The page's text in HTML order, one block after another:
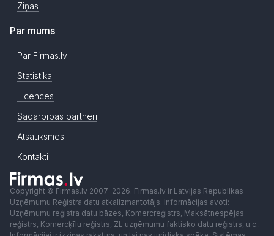
Ziņas
Par mums
Par Firmas.lv
Statistika
Licences
Sadarbības partneri
Atsauksmes
Kontakti
Copyright © Firmas.lv 2007-2026. Firmas.lv ir Latvijas Republikas
Uzņēmumu Reģistra datu atkalizmantotājs. Informācijas avoti:
Uzņēmumu reģistra datu bāzes, Komercreģistrs, Maksātnespējas
reģistrs, Komercķīlu reģistrs, ZL uzņēmumu faktisko datu reģistrs, u.c..